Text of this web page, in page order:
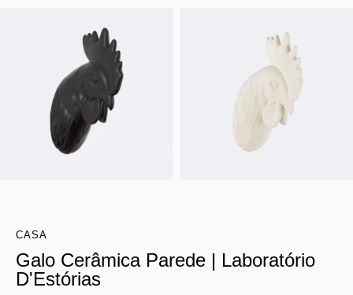
CASA
Galo Cerâmica Parede | Laboratório
D'Estórias